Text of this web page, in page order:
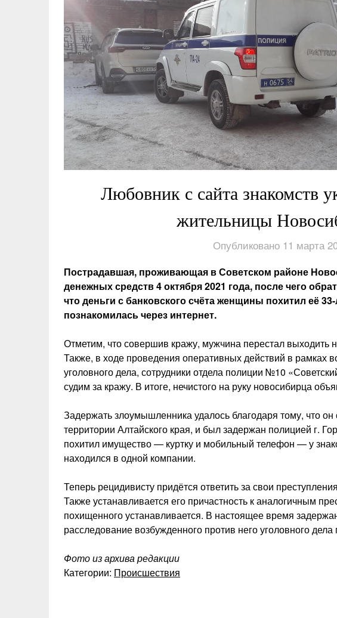
Любовник с сайта знакомств
жительницы
Опубликовано 11 марта
Пострадавшая, проживающая в Советском районе
денежных средств 4 октября 2021 года, после чего
что деньги с банковского счёта женщины похитил её
познакомилась через интернет.
Отметим, что совершив кражу, мужчина перестал выходить
Также, в ходе проведения оперативных действий в рамках
уголовного дела, сотрудники отдела полиции №10
судим за кражу. В итоге, нечистого на руку новосибирца
Задержать злоумышленника удалось благодаря тому, что
территории Алтайского края, и был задержан полицией г.
похитил имущество — куртку и мобильный телефон — у
находился в одной компании.
Теперь рецидивисту придётся ответить за свои
Также устанавливается его причастность к аналогичным
похищенного устанавливается. В настоящее время
расследование возбужденного против него уголовного
Фото из архива редакции
Категории: Происшествия